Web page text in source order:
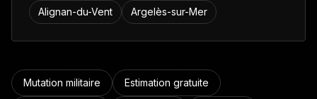
Alignan-du-Vent
Argelès-sur-Mer
Mutation militaire Estimation gratuite